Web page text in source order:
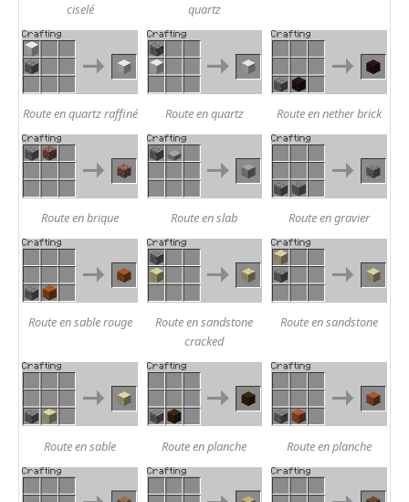
ciselé
quartz
Route en quartz raffiné Route en quartz Route en nether brick
Route en brique Route en slab Route en gravier
Route en sable rouge
Route en sandstone
cracked
Route en sandstone
Route en sable Route en planche Route en planche